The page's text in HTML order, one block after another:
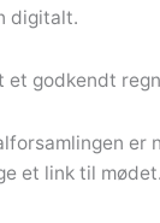
digitalt.
et godkendt
er
et link til mødet.